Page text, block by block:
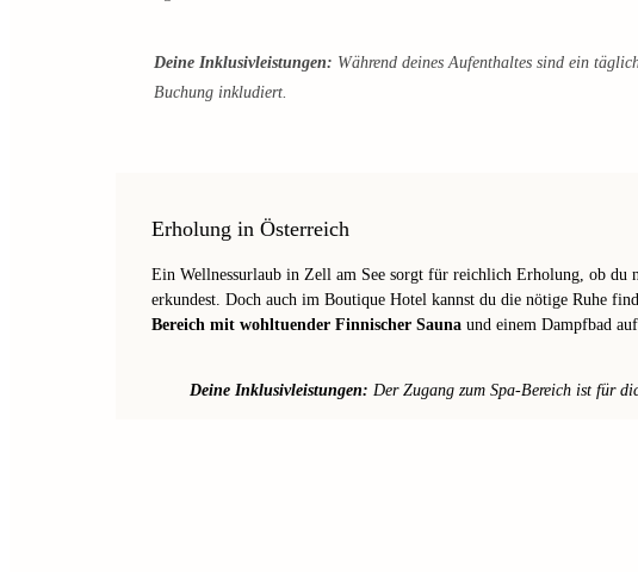
Deine Inklusivleistungen: Während deines Aufenthaltes sind ein
Buchung inkludiert.
Erholung in Österreich
Ein Wellnessurlaub in Zell am See sorgt für reichlich Erholung, ob du
erkundest. Doch auch im Boutique Hotel kannst du die nötige Ruhe
Bereich mit wohltuender Finnischer Sauna und einem Dampfbad
Deine Inklusivleistungen: Der Zugang zum Spa-Bereich ist für